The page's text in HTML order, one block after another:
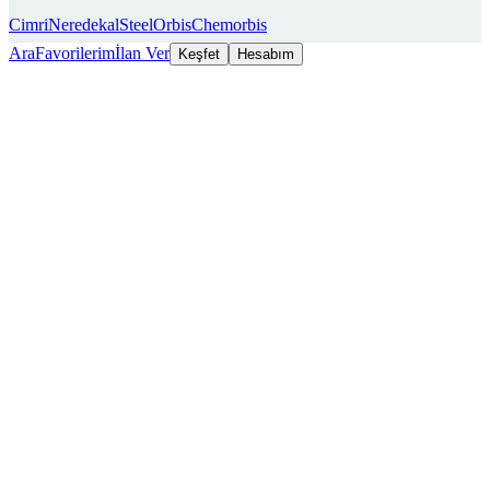
CimriNeredekalSteelOrbisChemorbis
AraFavorilerimİlan Ver Keşfet Hesabım